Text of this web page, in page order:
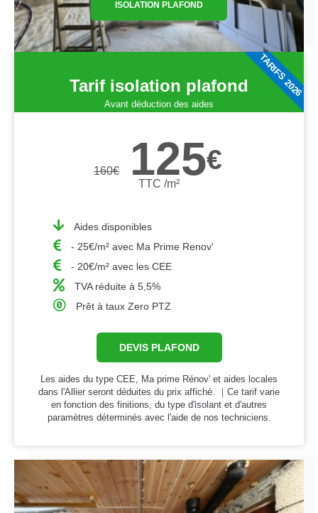
ISOLATION PLAFOND
Tarif isolation plafond
Avant déduction des aides
160€ 125€
TTC /m²
Aides disponibles
- 25€/m² avec Ma Prime Renov'
- 20€/m² avec les CEE
TVA réduite à 5,5%
Prêt à taux Zero PTZ
DEVIS PLAFOND
Les aides du type CEE, Ma prime Rénov' et aides locales
dans l'Allier seront déduites du prix affiché. ｜Ce tarif varie
en fonction des finitions, du type d'isolant et d'autres
paramètres déterminés avec l'aide de nos techniciens.
TARIFS 2026